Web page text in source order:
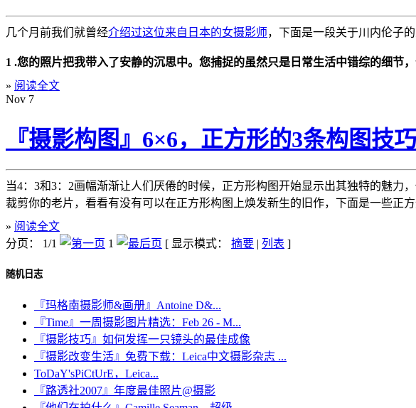
几个月前我们就曾经介绍过这位来自日本的女摄影师，下面是一段关于川内伦子
1 .您的照片把我带入了安静的沉思中。您捕捉的虽然只是日常生活中错综的细节
» 阅读全文
Nov 7
『摄影构图』6×6，正方形的3条构图技巧
当4：3和3：2画幅渐渐让人们厌倦的时候，正方形构图开始显示出其独特的魅力
裁剪你的老片，看看有没有可以在正方形构图上焕发新生的旧作，下面是一些正
» 阅读全文
分页： 1/1
1 [ 显示模式： 摘要 | 列表 ]
随机日志
『玛格南摄影师&画册』Antoine D&...
『Time』一周摄影图片精选：Feb 26 - M...
『摄影技巧』如何发挥一只镜头的最佳成像
『摄影改变生活』免费下载：Leica中文摄影杂志 ...
ToDaY'sPiCtUrE，Leica...
『路透社2007』年度最佳照片@摄影